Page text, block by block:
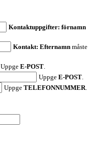
Kontaktuppgifter: förnamn
Kontakt: Efternamn måste
Uppge E-POST
Uppge E-POST
Uppge TELEFONNUMMER